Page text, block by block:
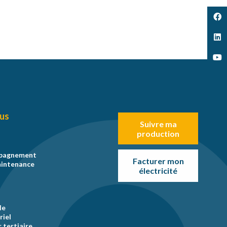
Suivre ma
production
Facturer mon
électricité